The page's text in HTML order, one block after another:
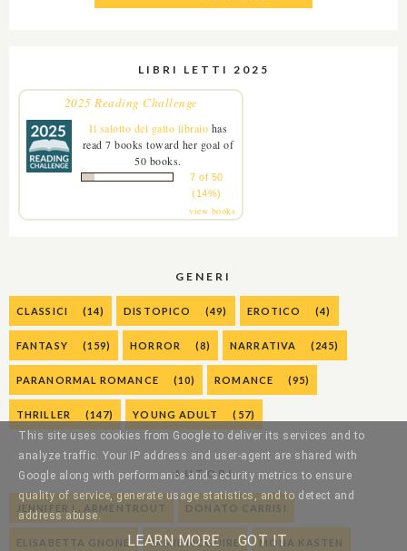
LIBRI LETTI 2025
2025 Reading Challenge
Il salotto del gatto libraio has
read 7 books toward her goal of
50 books.
7 of 50
(14%)
view books
GENERI
CLASSICI (14) DISTOPICO (49) EROTICO (4)
FANTASY (159) HORROR (8) NARRATIVA (245)
PARANORMAL ROMANCE (10) ROMANCE (95)
THRILLER (147) YOUNG ADULT (57)
AUTORI
JENNIFER L. ARMENTROUT DONATO CARRISI
ELISABETTA GNONE JAMIE MCGUIRE MONA KASTEN
This site uses cookies from Google to deliver its services and to
analyze traffic. Your IP address and user-agent are shared with
Google along with performance and security metrics to ensure
quality of service, generate usage statistics, and to detect and
address abuse.
LEARN MORE GOT IT